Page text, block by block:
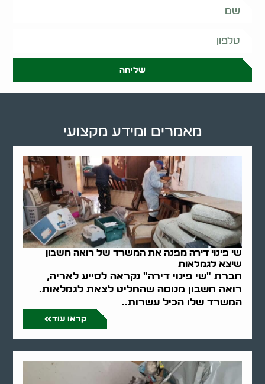
שליחה
שי פינוי דירה מפנה את המשרד של רואה חשבון
שיצא לגמלאות
חברת "שי פינוי דירה" נקראה לסייע לאריה,
רואה חשבון מנוסה שהחליט לצאת לגמלאות.
המשרד שלו הכיל עשרות..
קראו עוד
מאמרים ומידע מקצועי